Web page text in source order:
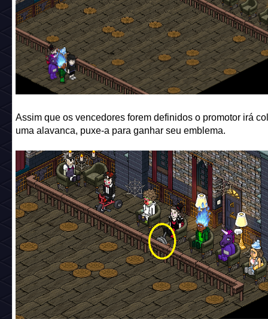
Assim que os vencedores forem definidos o promotor irá
uma alavanca, puxe-a para ganhar seu emblema.